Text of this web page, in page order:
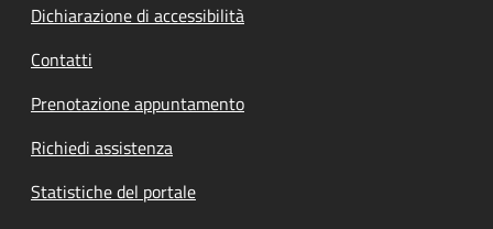
Dichiarazione di accessibilità
Contatti
Prenotazione appuntamento
Richiedi assistenza
Statistiche del portale